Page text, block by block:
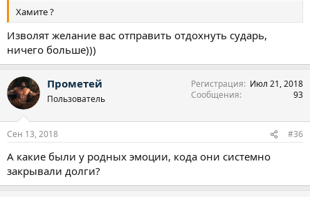
Хамите ?
Изволят желание вас отправить отдохнуть сударь,
ничего больше)))
Прометей
Пользователь
Регистрация
Июл 21, 2018
Сообщения
93
Сен 13, 2018 #36
А какие были у родных эмоции, кода они системно
закрывали долги?